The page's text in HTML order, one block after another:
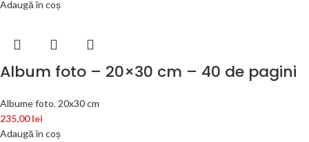
Adaugă în coș
Album foto – 20×30 cm – 40 de pagini
Albume foto, 20x30 cm
235,00lei
Adaugă în coș